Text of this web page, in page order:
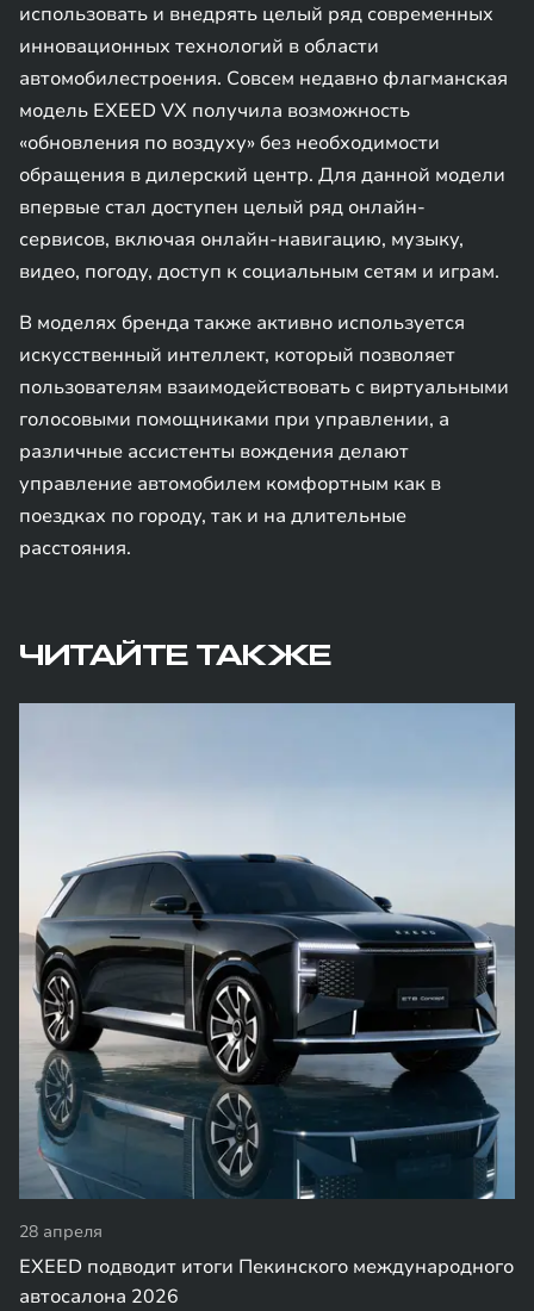
использовать и внедрять целый ряд современных
инновационных технологий в области
автомобилестроения. Совсем недавно флагманская
модель EXEED VX получила возможность
«обновления по воздуху» без необходимости
обращения в дилерский центр. Для данной модели
впервые стал доступен целый ряд онлайн-
сервисов, включая онлайн-навигацию, музыку,
видео, погоду, доступ к социальным сетям и играм.
В моделях бренда также активно используется
искусственный интеллект, который позволяет
пользователям взаимодействовать с виртуальными
голосовыми помощниками при управлении, а
различные ассистенты вождения делают
управление автомобилем комфортным как в
поездках по городу, так и на длительные
расстояния.
ЧИТАЙТЕ ТАКЖЕ
28 апреля
EXEED подводит итоги Пекинского международного
автосалона 2026